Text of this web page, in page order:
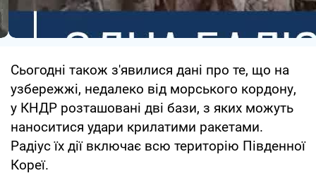
Сьогодні також з'явилися дані про те, що на
узбережжі, недалеко від морського кордону,
у КНДР розташовані дві бази, з яких можуть
наноситися удари крилатими ракетами.
Радіус їх дії включає всю територію Південної
Кореї.